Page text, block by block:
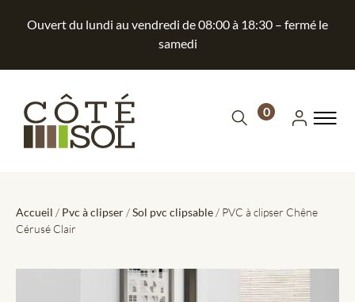
Ouvert du lundi au vendredi de 08:00 à 18:30 – fermé le
samedi
0
Accueil / Pvc à clipser /Sol pvc clipsable / PVC à clipser Chêne
Cérusé Clair